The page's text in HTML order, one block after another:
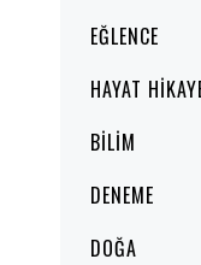
EĞLENCE
HAYAT
BILIM
DENEME
DOĞA